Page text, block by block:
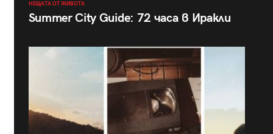
НЕЩАТА ОТ ЖИВОТА
Summer City Guide: 72 часа в Иракли